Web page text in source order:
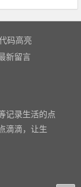
码高亮
新留言
记录生活的点
滴滴，让生